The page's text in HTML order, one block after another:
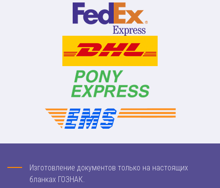
Изготовление документов только на настоящих
бланках ГОЗНАК.